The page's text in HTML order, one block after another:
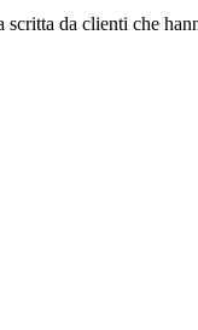
da clienti che